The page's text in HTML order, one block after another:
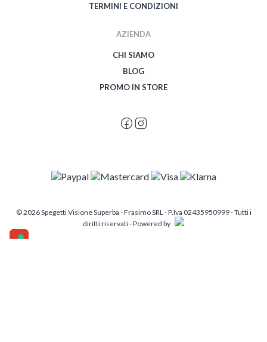
TERMINI E CONDIZIONI
AZIENDA
CHI SIAMO
BLOG
PROMO IN STORE
© 2026 Spegetti Visione Superba - Frasimo SRL - P.Iva 02435950999 - Tutti i
diritti riservati - Powered by